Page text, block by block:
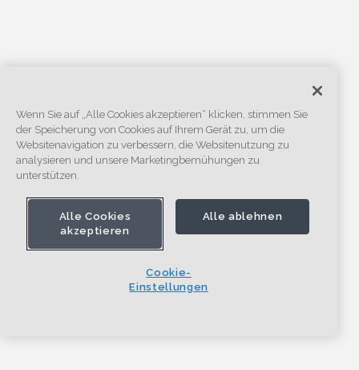
Wenn Sie auf „Alle Cookies akzeptieren“ klicken, stimmen Sie
der Speicherung von Cookies auf Ihrem Gerät zu, um die
Websitenavigation zu verbessern, die Websitenutzung zu
analysieren und unsere Marketingbemühungen zu
unterstützen.
Alle Cookies
akzeptieren
Alle ablehnen
Cookie-
Einstellungen